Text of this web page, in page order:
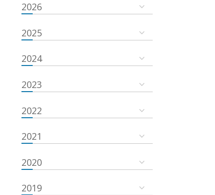
2026
2025
2024
2023
2022
2021
2020
2019